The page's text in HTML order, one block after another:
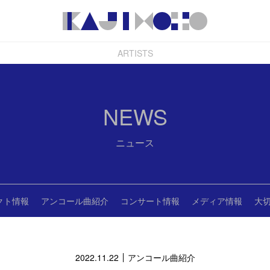
ARTISTS
NEWS
ニュース
ト情報 アンコール曲紹介 コンサート情報 メディア情報 大
2022.11.22 アンコール曲紹介